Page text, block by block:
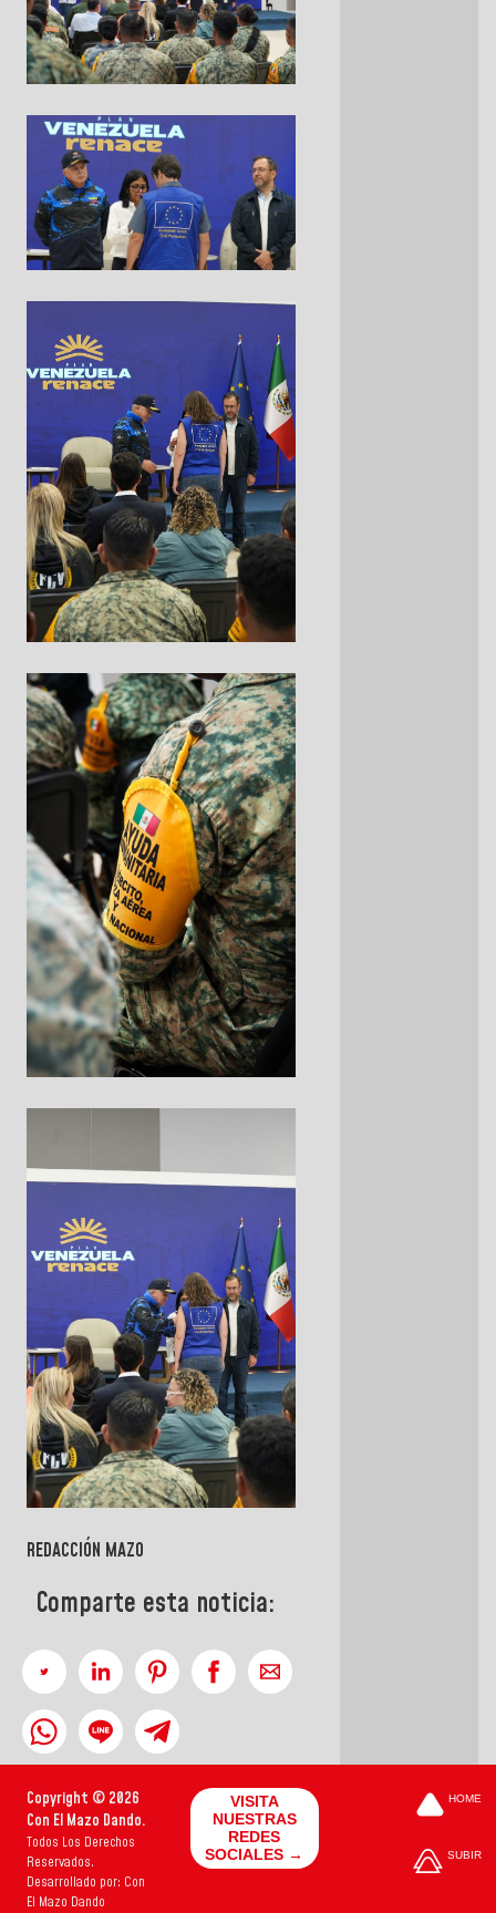
REDACCIÓN MAZO
Comparte esta noticia:
Copyright © 2026
Con El Mazo Dando.
Todos Los Derechos
Reservados.
Desarrollado por: Con
El Mazo Dando
VISITA
NUESTRAS
REDES
SOCIALES →
HOME
SUBIR